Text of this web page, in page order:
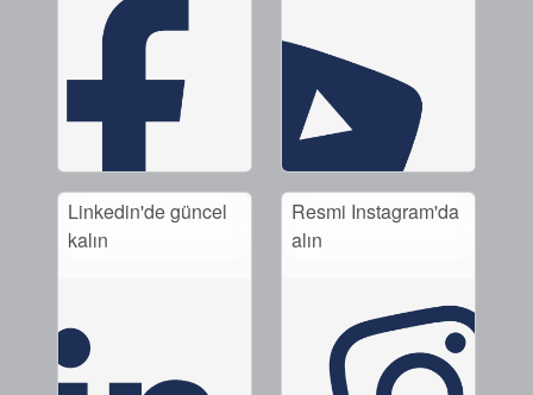
Linkedin'de güncel
kalın
Resmi Instagram'da
alın